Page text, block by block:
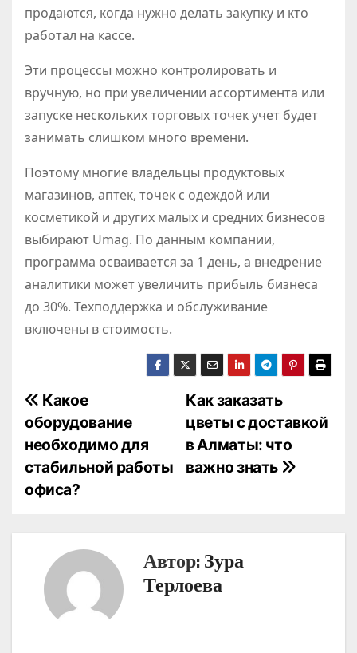
продаются, когда нужно делать закупку и кто
работал на кассе.
Эти процессы можно контролировать и
вручную, но при увеличении ассортимента или
запуске нескольких торговых точек учет будет
занимать слишком много времени.
Поэтому многие владельцы продуктовых
магазинов, аптек, точек с одеждой или
косметикой и других малых и средних бизнесов
выбирают Umag. По данным компании,
программа осваивается за 1 день, а внедрение
аналитики может увеличить прибыль бизнеса
до 30%. Техподдержка и обслуживание
включены в стоимость.
Н
а
в
и
Как заказать
цветы с доставкой
в Алматы: что
важно знать
Какое
оборудование
необходимо для
стабильной работы
офиса?
Автор: Зура
Терлоева